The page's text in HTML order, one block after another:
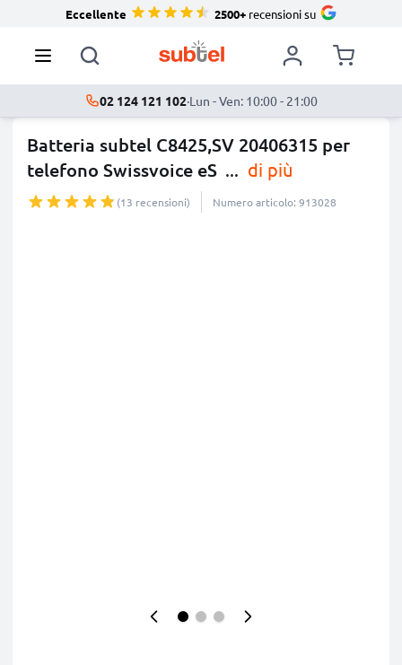
Eccellente 2500+recensioni su
02 124 121 102·Lun - Ven: 10:00 - 21:00
Batteria subtel C8425,SV 20406315 per
telefono Swissvoice eS ... di più
(13 recensioni) Numero articolo: 913028